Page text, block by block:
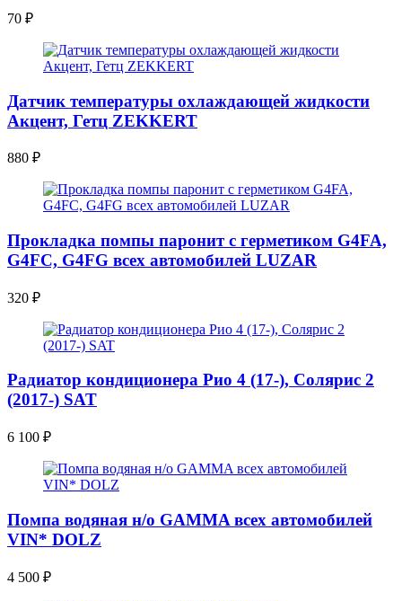
70 ₽
Датчик температуры охлаждающей жидкости
Акцент, Гетц ZEKKERT
880 ₽
Прокладка помпы паронит с герметиком G4FA,
G4FC, G4FG всех автомобилей LUZAR
320 ₽
Радиатор кондиционера Рио 4 (17-), Солярис 2
(2017-) SAT
6 100 ₽
Помпа водяная н/о GAMMA всех автомобилей
VIN* DOLZ
4 500 ₽